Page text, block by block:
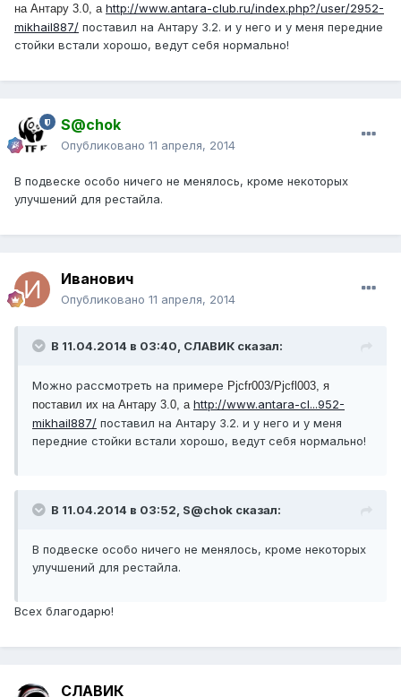
на Антару 3.0, а http://www.antara-club.ru/index.php?/user/2952-
mikhail887/ поставил на Антару 3.2. и у него и у меня передние
стойки встали хорошо, ведут себя нормально!
S@chok
Опубликовано 11 апреля, 2014
В подвеске особо ничего не менялось, кроме некоторых
улучшений для рестайла.
Иванович
Опубликовано 11 апреля, 2014
В 11.04.2014 в 03:40, СЛАВИК сказал:
Можно рассмотреть на примере Pjcfr003/Pjcfl003, я
поставил их на Антару 3.0, а http://www.antara-cl...952-
mikhail887/ поставил на Антару 3.2. и у него и у меня
передние стойки встали хорошо, ведут себя нормально!
В 11.04.2014 в 03:52, S@chok сказал:
В подвеске особо ничего не менялось, кроме некоторых
улучшений для рестайла.
Всех благодарю!
СЛАВИК